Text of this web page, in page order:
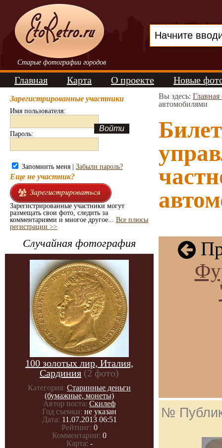
Старые фотографии городов
Главная Карта О проекте Новые
Зарегистрированные участники
Имя пользователя:
Пароль:
Запомнить меня | Забыли пароль?
Еще не участник?
Зарегистрированные участники могут
размещать свои фото, следить за
комментариями и многое другое... Все плюсы
регистрации >>
Случайная фотография
100 золотых лир, Италия,
Сардиния (2 фото)
Категория: Старинные деньги
(бумажные, монеты)
Автор поста: Скилеф
Год съемки: не указан
Дата: 11.07.2013 06:51
Рейтинг: 0
Комментарии: 0
Карта: -
Вы здесь: Главная
автомобилями
№